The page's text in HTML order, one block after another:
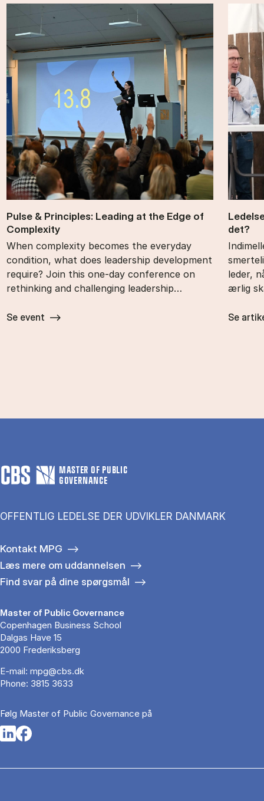
Pul­se & Prin­cip­les: Le­a­ding at the Edge of
Com­ple­xi­ty
When complexity becomes the everyday
condition, what does leadership development
require? Join this one-day conference on
rethinking and challenging leadership…
Se event
det?
leder,
ærlig
Se
MASTER OF PUBLIC
GOVERNANCE
OFFENTLIG LEDELSE DER UDVIKLER DANMARK
Kontakt MPG
Læs mere om uddannelsen
Find svar på dine spørgsmål
Master of Public Governance
Copenhagen Business School
Dalgas Have 15
2000 Frederiksberg
E-mail: mpg@cbs.dk
Phone: 3815 3633
Følg Master of Public Governance på
Opens in a new tab
Opens in a new tab